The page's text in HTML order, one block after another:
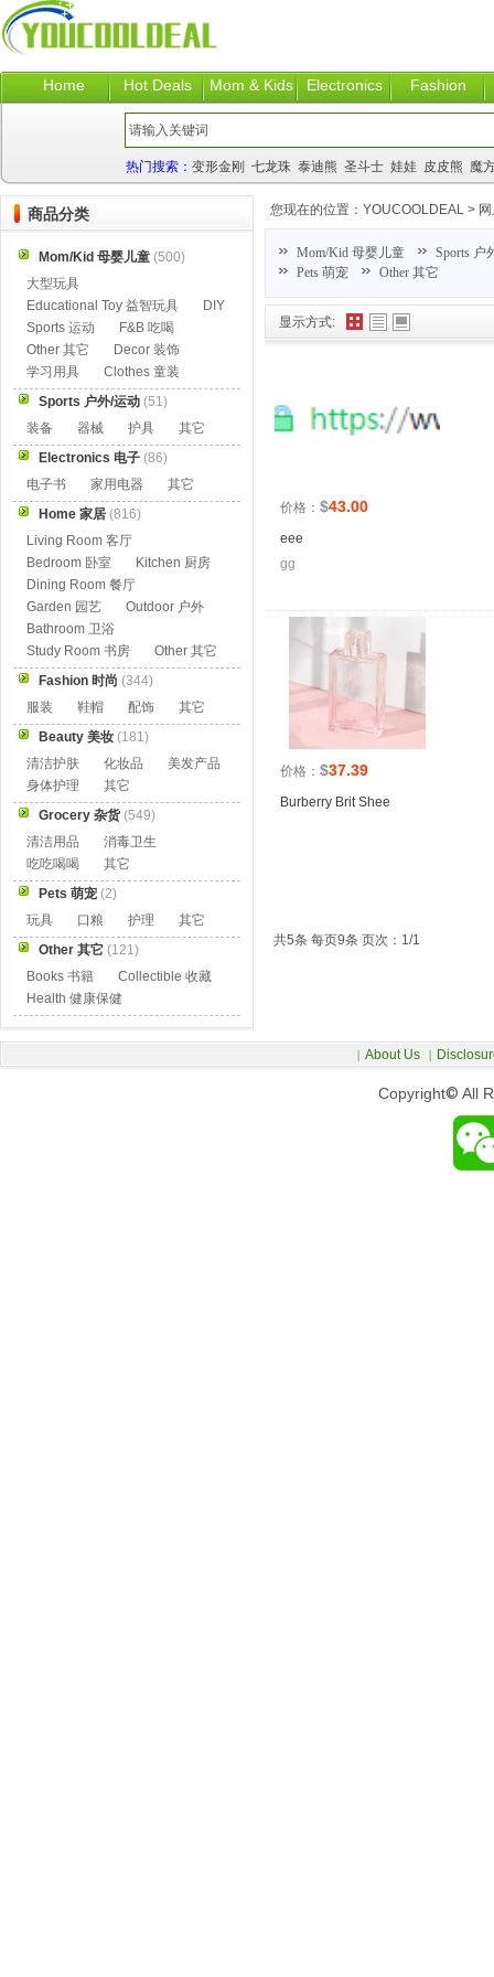
Home Hot Deals Mom & Kids Electronics Fashion
热门搜索： 变形金刚 七龙珠 泰迪熊 圣斗士 娃娃 皮皮熊 魔
显示方式:
价格： $43.00
eee
gg
价格： $37.39
Burberry Brit Shee
共5条 每页9条 页次：1/1
您现在的位置： YOUCOOLDEAL >
Mom/Kid 母婴儿童
Sports 户
Pets 萌宠
Other 其它
商品分类
Mom/Kid 母婴儿童 (500)
大型玩具
Educational Toy 益智玩具
DIY
Sports 运动
F&B 吃喝
Other 其它
Decor 装饰
学习用具
Clothes 童装
Sports 户外/运动 (51)
装备
器械 护具
其它
Electronics 电子 (86)
电子书
家用电器
其它
Home 家居 (816)
Living Room 客厅
Bedroom 卧室
Kitchen 厨房
Dining Room 餐厅
Garden 园艺
Outdoor 户外
Bathroom 卫浴
Study Room 书房
Other 其它
Fashion 时尚 (344)
服装
鞋帽 配饰
其它
Beauty 美妆 (181)
清洁护肤
化妆品
美发产品
身体护理
其它
Grocery 杂货(549)
清洁用品
消毒卫生
吃吃喝喝
其它
Pets 萌宠 (2)
玩具
口粮 护理
其它
Other 其它 (121)
Books 书籍
Collectible 收藏
Health 健康保健
Copyright© All
| About Us |